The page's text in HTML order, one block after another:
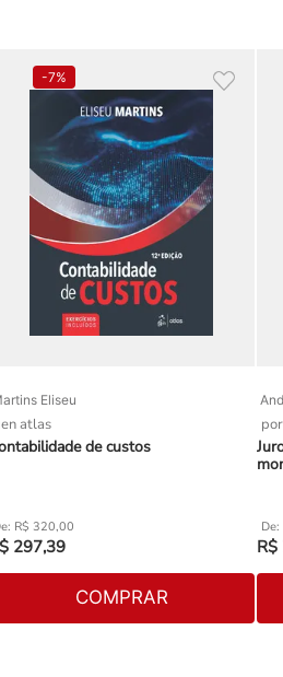
-7%
Eliseu
atlas
de custos
R$ 320,00
297,39
COMPRAR
R$